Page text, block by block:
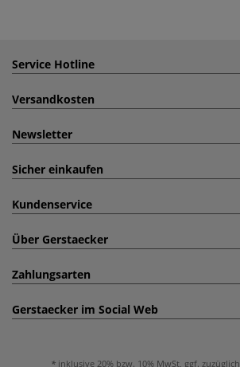
Service Hotline
Versandkosten
Newsletter
Sicher einkaufen
Kundenservice
Über Gerstaecker
Zahlungsarten
Gerstaecker im Social Web
inklusive 20% bzw. 10% MwSt, ggf. zuzüglich